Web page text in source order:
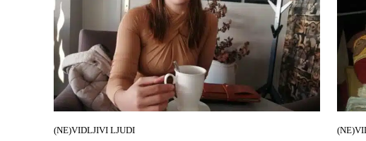
(NE)VIDLJIVI LJUDI